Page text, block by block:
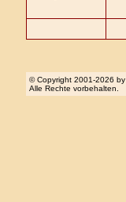
© Copyright 2001-2026 by
Alle Rechte vorbehalten.